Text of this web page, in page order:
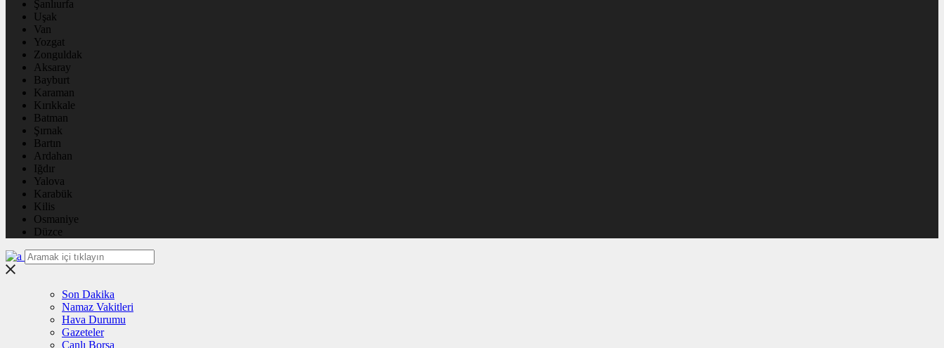
Şanlıurfa
Uşak
Van
Yozgat
Zonguldak
Aksaray
Bayburt
Karaman
Kırıkkale
Batman
Şırnak
Bartın
Ardahan
Iğdır
Yalova
Karabük
Kilis
Osmaniye
Düzce
Son Dakika
Namaz Vakitleri
Hava Durumu
Gazeteler
Canlı Borsa